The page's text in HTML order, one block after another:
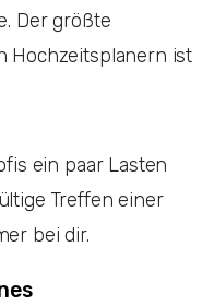
Der größte
Hochzeitsplanern ist
ein paar Lasten
Treffen einer
bei dir.